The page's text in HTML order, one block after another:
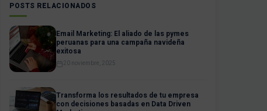
POSTS RELACIONADOS
Email Marketing: El aliado de las pymes
peruanas para una campaña navideña
exitosa
20 noviembre, 2025
Transforma los resultados de tu empresa
con decisiones basadas en Data Driven